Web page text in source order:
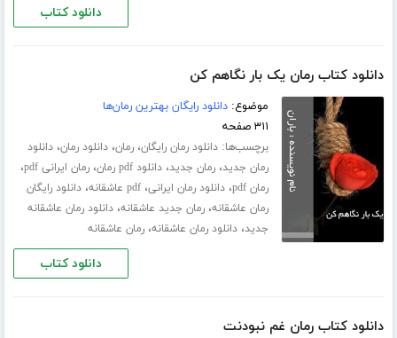
دانلود کتاب
دانلود کتاب رمان یک بار نگاهم کن
موضوع:دانلود رایگان بهترین رمان‌ها
۳۱۱ صفحه
برچسب‌ها:دانلود رمان رایگان،رمان،دانلود رمان،دانلود
رمان جدید،رمان جدید،دانلود pdf رمان ،رمان ایرانی pdf ،
رمان pdf ،دانلود رمان ایرانی،pdf عاشقانه ،دانلود رایگان
رمان عاشقانه،رمان جدید عاشقانه،دانلود رمان عاشقانه
جدید،دانلود رمان عاشقانه،رمان عاشقانه
دانلود کتاب
دانلود کتاب رمان غم نبودنت